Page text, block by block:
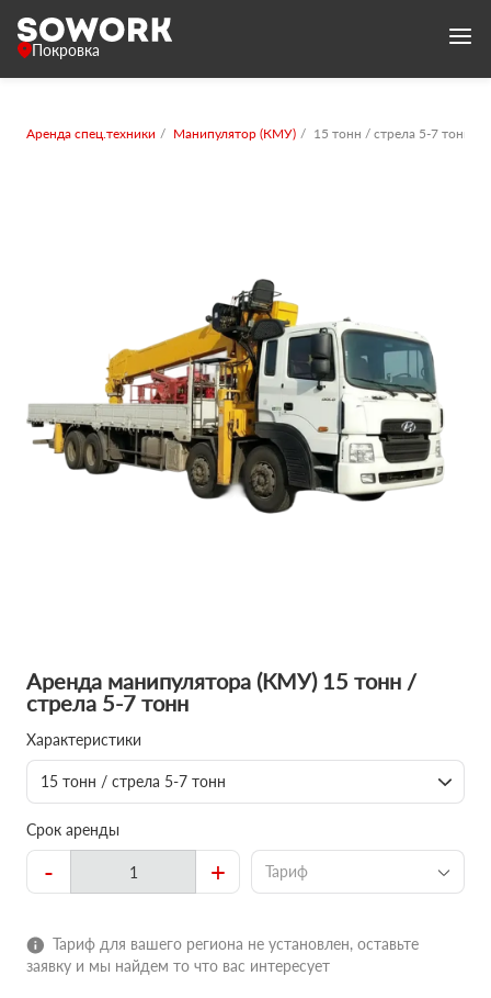
Покровка
Аренда спец.техники Манипулятор (КМУ) 15 тонн / стрела 5-7 тонн
Аренда манипулятора (КМУ) 15 тонн /
стрела 5-7 тонн
Характеристики
15 тонн / стрела 5-7 тонн
Срок аренды
- + Тариф
Тариф для вашего региона не установлен, оставьте
заявку и мы найдем то что вас интересует